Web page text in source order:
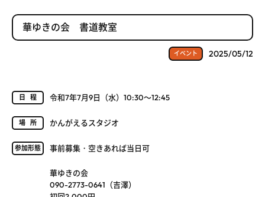
華ゆきの会 書道教室
イベント 2025/05/12
日程 令和7年7月9日（水）10:30～12:45
場所 かんがえるスタジオ
参加形態 事前募集・空きあれば当日可
華ゆきの会
090-2773-0641（吉澤）